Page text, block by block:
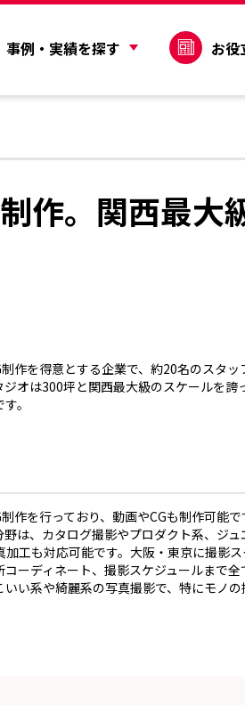
事例・実績を探す お役
作。関西最
作を得意とする企業で、約20名のスタ
オは300坪と関西最大級のスケールを
。
作を行っており、動画やCGも制作可能
は、カタログ撮影やプロダクト系、ジ
工も対応可能です。大阪・東京に撮影
ーディネート、撮影スケジュールまで
い系や綺麗系の写真撮影で、特にモノの